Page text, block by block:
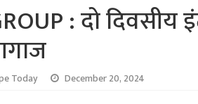
: दो
Today December 20, 2024